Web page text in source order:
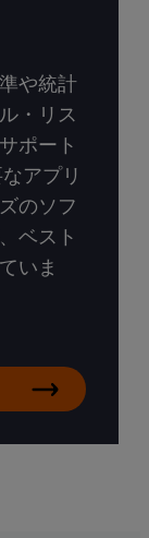
や統計
・リス
ポート
アプリ
のソフ
ベスト
いま